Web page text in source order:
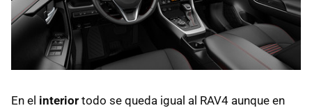
En el interior todo se queda igual al RAV4 aunque en